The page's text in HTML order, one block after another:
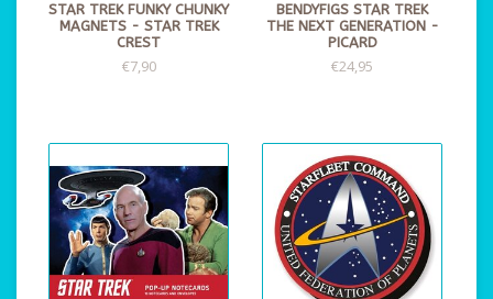
STAR TREK FUNKY CHUNKY
MAGNETS - STAR TREK
CREST
€7,90
BENDYFIGS STAR TREK
THE NEXT GENERATION -
PICARD
€24,95